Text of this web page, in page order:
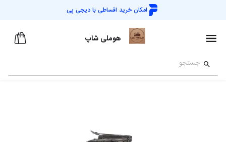
امکان خرید اقساطی با دیجی پی
هوملی شاپ